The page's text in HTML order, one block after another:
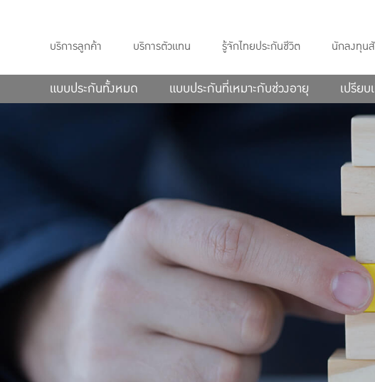
บริการลูกค้า บริการตัวแทน รู้จักไทยประกันชีวิต นักลงทุน
แบบประกันทั้งหมด แบบประกันที่เหมาะกับช่วงอายุ เปรีย